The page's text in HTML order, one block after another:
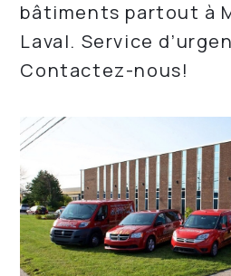
bâtiments partout à
Laval. Service
Contactez-nous!